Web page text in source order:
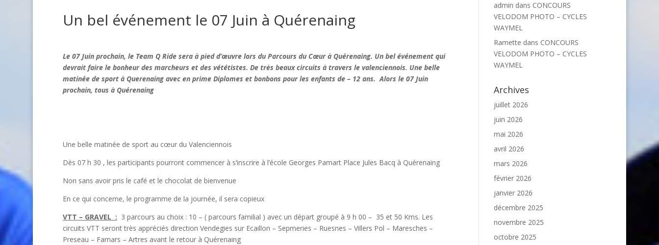
Un bel événement le 07 Juin à Quérenaing
Le 07 Juin prochain, le Team Q Ride sera à pied d’œuvre lors du Parcours du Cœur à Quérenaing. Un bel événement qui
devrait faire le bonheur des marcheurs et des vététistes. De très beaux circuits à travers le valenciennois. Une belle
matinée de sport à Querenaing avec en prime Diplomes et bonbons pour les enfants de – 12 ans. Alors le 07 Juin
prochain, tous à Quérenaing
Une belle matinée de sport au cœur du Valenciennois
Dès 07 h 30 , les participants pourront commencer à s’inscrire à l’école Georges Pamart Place Jules Bacq à Quérenaing
Non sans avoir pris le café et le chocolat de bienvenue
En ce qui concerne, le programme de la journée, il sera copieux
VTT – GRAVEL : 3 parcours au choix : 10 – ( parcours familial ) avec un départ groupé à 9 h 00 – 35 et 50 Kms. Les
circuits VTT seront très appréciés direction Vendegies sur Ecaillon – Sepmeries – Ruesnes – Villers Pol – Maresches –
Preseau – Famars – Artres avant le retour à Quérenaing
admin dans CONCOURS
VELODOM PHOTO – CYCLES
WAYMEL
Ramette dans CONCOURS
VELODOM PHOTO – CYCLES
WAYMEL
Archives
juillet 2026
juin 2026
mai 2026
avril 2026
mars 2026
février 2026
janvier 2026
décembre 2025
novembre 2025
octobre 2025